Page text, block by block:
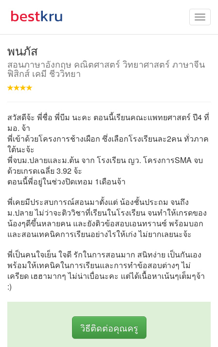
พนภัส
สอนภาษาอังกฤษ คณิตศาสตร์ วิทยาศาสตร์ ภาษาจีน
ฟิสิกส์ เคมี ชีววิทยา
สวัสดีจ้ะ พี่ชื่อ พี่บีม นะคะ ตอนนี้เรียนคณะแพทยศาสตร์ ปี4 ที่
มอ. จ้า
พี่เข้าด้วยโครงการช้างเผือก ซึ่งเลือกโรงเรียนละ2คน ทั่วภาค
ใต้นะจ้ะ
พี่จบม.ปลายและม.ต้น จาก โรงเรียน ญว. โครงการSMA จบ
ด้วยเกรดเฉลี่ย 3.92 จ้ะ
ตอนนี้พี่อยู่ในช่วงปิดเทอม 1เดือนจ้า
พี่เคยมีประสบการณ์สอนมาตั้งแต่ น้องชั้นประถม จนถึง
ม.ปลาย ไม่ว่าจะติววิชาที่เรียนในโรงเรียน จนทำให้เกรดของ
น้องๆดีขึ้นหลายคน และยังติวข้อสอบเอนทรานซ์ พร้อมบอก
และสอนเทคนิคการเรียนอย่างไรให้เก่ง ไม่ยากเลยนะจ้ะ
พี่เป็นคนใจเย็น ใจดี รักในการสอนมาก สนิทง่าย เป็นกันเอง
พร้อมให้เทคนิคในการเรียนและการทำข้อสอบต่างๆ ไม่
เครียด เฮฮามากๆ ไม่น่าเบื่อนะคะ แต่ได้เนื้อหาเน้นๆเต็มๆจ้า
:)
วิธีติดต่อคุณครู